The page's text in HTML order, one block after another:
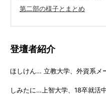
第二部の様子とまとめ
登壇者紹介
ほしけん… 立教大学、外資系メ
しみたに…上智大学、18卒就活